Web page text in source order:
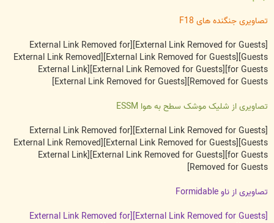
تصاویری جنگنده های F18
[External Link Removed for Guests]
[External Link Removed for
Guests]
[External Link Removed for Guests]
[External Link Removed
for Guests]
[External Link Removed for Guests]
[External Link
Removed for Guests]
[External Link Removed for Guests]
تصاویری از شلیک موشک سطح به هوا ESSM
[External Link Removed for Guests]
[External Link Removed for
Guests]
[External Link Removed for Guests]
[External Link Removed
for Guests]
[External Link Removed for Guests]
[External Link
Removed for Guests]
تصاویری از ناو Formidable
[External Link Removed for Guests]
[External Link Removed for